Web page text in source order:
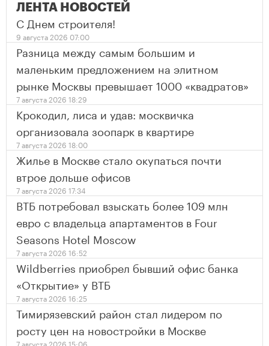
ЛЕНТА НОВОСТЕЙ
С Днем строителя!
9 августа 2026 07:00
Разница между самым большим и
маленьким предложением на элитном
рынке Москвы превышает 1000 «квадратов»
7 августа 2026 18:29
Крокодил, лиса и удав: москвичка
организовала зоопарк в квартире
7 августа 2026 18:00
Жилье в Москве стало окупаться почти
втрое дольше офисов
7 августа 2026 17:34
ВТБ потребовал взыскать более 109 млн
евро с владельца апартаментов в Four
Seasons Hotel Moscow
7 августа 2026 16:52
Wildberries приобрел бывший офис банка
«Открытие» у ВТБ
7 августа 2026 16:25
Тимирязевский район стал лидером по
росту цен на новостройки в Москве
7 августа 2026 15:06